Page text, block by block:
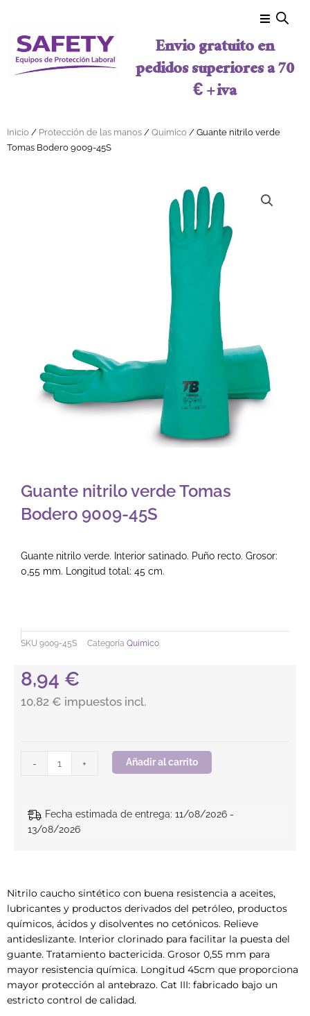
Envio gratuito en
pedidos superiores a 70
€ + iva
Inicio / Protección de las manos / Quimico / Guante nitrilo verde
Tomas Bodero 9009-45S
Guante nitrilo verde Tomas
Bodero 9009-45S
Guante nitrilo verde. Interior satinado. Puño recto. Grosor:
0,55 mm. Longitud total: 45 cm.
SKU 9009-45S Categoría Quimico
8,94 €
10,82 € impuestos incl.
-
+
Añadir al carrito
Fecha estimada de entrega: 11/08/2026 -
13/08/2026
Nitrilo caucho sintético con buena resistencia a aceites,
lubricantes y productos derivados del petróleo, productos
químicos, ácidos y disolventes no cetónicos. Relieve
antideslizante. Interior clorinado para facilitar la puesta del
guante. Tratamiento bactericida. Grosor 0,55 mm para
mayor resistencia química. Longitud 45cm que proporciona
mayor protección al antebrazo. Cat III: fabricado bajo un
estricto control de calidad.